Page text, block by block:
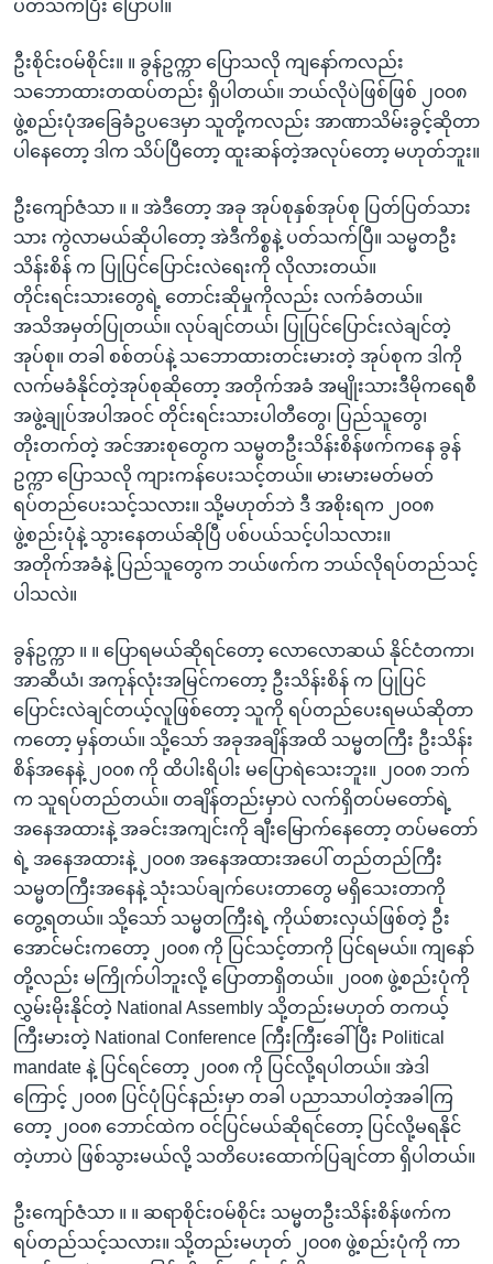
ပတ်သက်ပြီး ပြောပါ။
ဦးစိုင်းဝမ်စိုင်း။ ။ ခွန်ဥက္ကာ ပြောသလို ကျနော်ကလည်း
သဘောထားတထပ်တည်း ရှိပါတယ်။ ဘယ်လိုပဲဖြစ်ဖြစ် ၂၀၀၈
ဖွဲ့စည်းပုံအခြေခံဥပဒေမှာ သူတို့ကလည်း အာဏာသိမ်းခွင့်ဆိုတာ
ပါနေတော့ ဒါက သိပ်ပြီတော့ ထူးဆန်တဲ့အလုပ်တော့ မဟုတ်ဘူး။
ဦးကျော်ဇံသာ ။ ။ အဲဒီတော့ အခု အုပ်စုနှစ်အုပ်စု ပြတ်ပြတ်သား
သား ကွဲလာမယ်ဆိုပါတော့ အဲဒီကိစ္စနဲ့ ပတ်သက်ပြီ။ သမ္မတဦး
သိန်းစိန် က ပြုပြင်ပြောင်းလဲရေးကို လိုလားတယ်။
တိုင်းရင်းသားတွေရဲ့ တောင်းဆိုမှုကိုလည်း လက်ခံတယ်။
အသိအမှတ်ပြုတယ်။ လုပ်ချင်တယ်၊ ပြုပြင်ပြောင်းလဲချင်တဲ့
အုပ်စု။ တခါ စစ်တပ်နဲ့ သဘောထားတင်းမားတဲ့ အုပ်စုက ဒါကို
လက်မခံနိုင်တဲ့အုပ်စုဆိုတော့ အတိုက်အခံ အမျိုးသားဒီမိုကရေစီ
အဖွဲ့ချုပ်အပါအဝင် တိုင်းရင်းသားပါတီတွေ၊ ပြည်သူတွေ၊
တိုးတက်တဲ့ အင်အားစုတွေက သမ္မတဦးသိန်းစိန်ဖက်ကနေ ခွန်
ဥက္ကာ ပြောသလို ကျားကန်ပေးသင့်တယ်။ မားမားမတ်မတ်
ရပ်တည်ပေးသင့်သလား။ သို့မဟုတ်ဘဲ ဒီ အစိုးရက ၂၀၀၈
ဖွဲ့စည်းပုံနဲ့ သွားနေတယ်ဆိုပြီ ပစ်ပယ်သင့်ပါသလား။
အတိုက်အခံနဲ့ ပြည်သူတွေက ဘယ်ဖက်က ဘယ်လိုရပ်တည်သင့်
ပါသလဲ။
ခွန်ဥက္ကာ ။ ။ ပြောရမယ်ဆိုရင်တော့ လောလောဆယ် နိုင်ငံတကာ၊
အာဆီယံ၊ အကုန်လုံးအမြင်ကတော့ ဦးသိန်းစိန် က ပြုပြင်
ပြောင်းလဲချင်တယ့်လူဖြစ်တော့ သူကို ရပ်တည်ပေးရမယ်ဆိုတာ
ကတော့ မှန်တယ်။ သို့သော် အခုအချိန်အထိ သမ္မတကြီး ဦးသိန်း
စိန်အနေနဲ့ ၂၀၀၈ ကို ထိပါးရိပါး မပြောရဲသေးဘူး။ ၂၀၀၈ ဘက်
က သူရပ်တည်တယ်။ တချိန်တည်းမှာပဲ လက်ရှိတပ်မတော်ရဲ့
အနေအထားနဲ့ အခင်းအကျင်းကို ချီးမြောက်နေတော့ တပ်မတော်
ရဲ့ အနေအထားနဲ့ ၂၀၀၈ အနေအထားအပေါ် တည်တည်ကြီး
သမ္မတကြီးအနေနဲ့ သုံးသပ်ချက်ပေးတာတွေ မရှိသေးတာကို
တွေ့ရတယ်။ သို့သော် သမ္မတကြီးရဲ့ ကိုယ်စားလှယ်ဖြစ်တဲ့ ဦး
အောင်မင်းကတော့ ၂၀၀၈ ကို ပြင်သင့်တာကို ပြင်ရမယ်။ ကျနော်
တို့လည်း မကြိုက်ပါဘူးလို့ ပြောတာရှိတယ်။ ၂၀၀၈ ဖွဲ့စည်းပုံကို
လွှမ်းမိုးနိုင်တဲ့ National Assembly သို့တည်းမဟုတ် တကယ့်
ကြီးမားတဲ့ National Conference ကြီးကြီးခေါ်ပြီး Political
mandate နဲ့ ပြင်ရင်တော့ ၂၀၀၈ ကို ပြင်လို့ရပါတယ်။ အဲဒါ
ကြောင့် ၂၀၀၈ ပြင်ပုံပြင်နည်းမှာ တခါ ပညာသာပါတဲ့အခါကြ
တော့ ၂၀၀၈ ဘောင်ထဲက ဝင်ပြင်မယ်ဆိုရင်တော့ ပြင်လို့မရနိုင်
တဲ့ဟာပဲ ဖြစ်သွားမယ်လို့ သတိပေးထောက်ပြချင်တာ ရှိပါတယ်။
ဦးကျော်ဇံသာ ။ ။ ဆရာစိုင်းဝမ်စိုင်း သမ္မတဦးသိန်းစိန်ဖက်က
ရပ်တည်သင့်သလား။ သို့တည်းမဟုတ် ၂၀၀၈ ဖွဲ့စည်းပုံကို ကာ